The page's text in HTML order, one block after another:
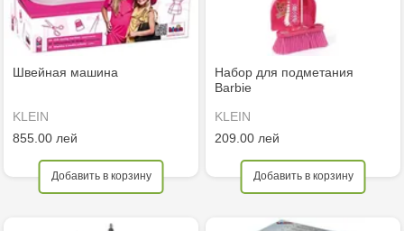
Швейная машина
KLEIN
855.00 лей
Добавить в корзину
Набор для подметания
Barbie
KLEIN
209.00 лей
Добавить в корзину